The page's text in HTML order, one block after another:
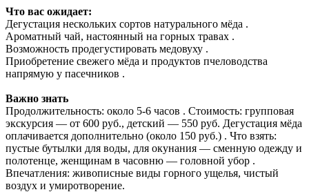
Что вас ожидает:
Дегустация нескольких сортов натурального мёда .
Ароматный чай, настоянный на горных травах .
Возможность продегустировать медовуху .
Приобретение свежего мёда и продуктов пчеловодства
напрямую у пасечников .
Важно знать
Продолжительность: около 5-6 часов . Стоимость: групповая
экскурсия — от 600 руб., детский — 550 руб. Дегустация мёда
оплачивается дополнительно (около 150 руб.) . Что взять:
пустые бутылки для воды, для окунания — сменную одежду и
полотенце, женщинам в часовню — головной убор .
Впечатления: живописные виды горного ущелья, чистый
воздух и умиротворение.